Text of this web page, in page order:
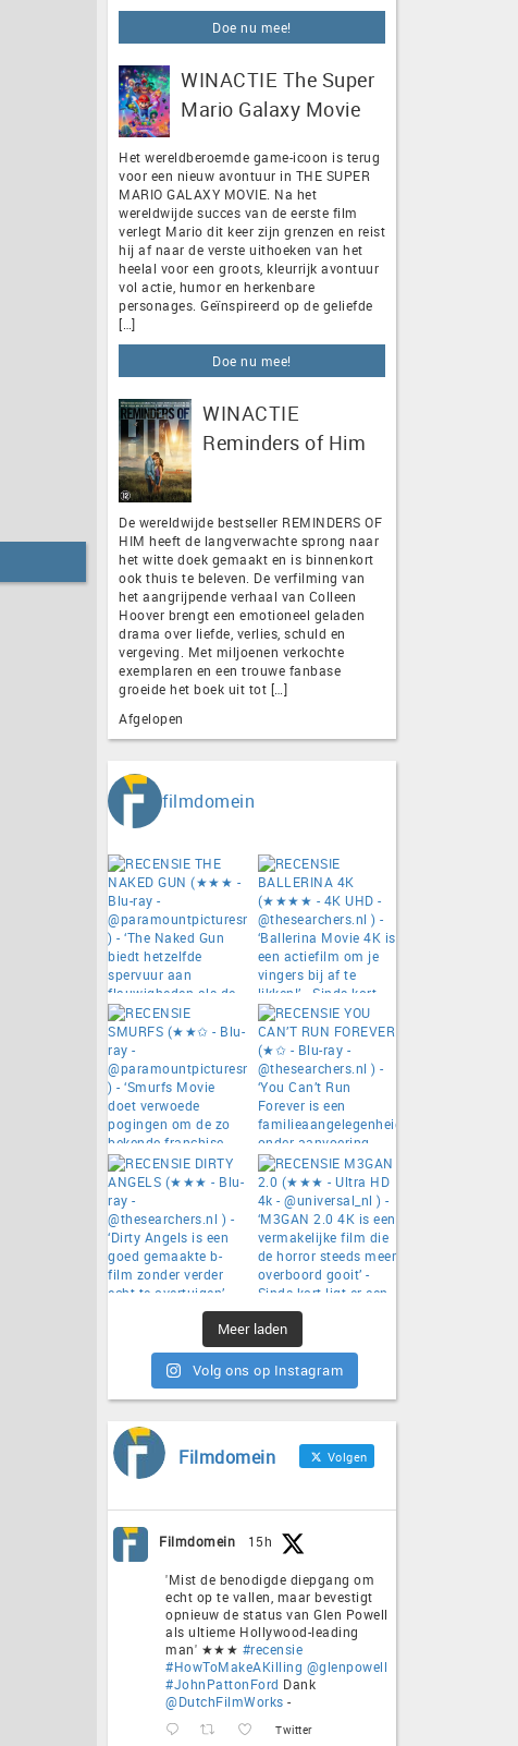
Doe nu mee!
WINACTIE The Super
Mario Galaxy Movie
Het wereldberoemde game-icoon is terug
voor een nieuw avontuur in THE SUPER
MARIO GALAXY MOVIE. Na het
wereldwijde succes van de eerste film
verlegt Mario dit keer zijn grenzen en reist
hij af naar de verste uithoeken van het
heelal voor een groots, kleurrijk avontuur
vol actie, humor en herkenbare
personages. Geïnspireerd op de geliefde
[…]
Doe nu mee!
WINACTIE
Reminders of Him
De wereldwijde bestseller REMINDERS OF
HIM heeft de langverwachte sprong naar
het witte doek gemaakt en is binnenkort
ook thuis te beleven. De verfilming van
het aangrijpende verhaal van Colleen
Hoover brengt een emotioneel geladen
drama over liefde, verlies, schuld en
vergeving. Met miljoenen verkochte
exemplaren en een trouwe fanbase
groeide het boek uit tot […]
Afgelopen
filmdomein
Meer laden
Volg ons op Instagram
Filmdomein Volgen
Filmdomein 15h
'Mist de benodigde diepgang om
echt op te vallen, maar bevestigt
opnieuw de status van Glen Powell
als ultieme Hollywood-leading
man' ★★★ #recensie
#HowToMakeAKilling @glenpowell
#JohnPattonFord Dank
@DutchFilmWorks -
Twitter